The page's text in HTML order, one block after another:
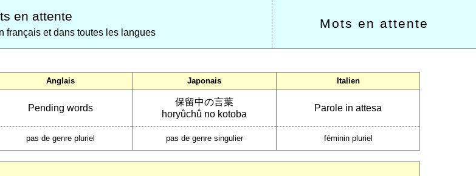
en attente
français et dans toutes les langues
Mots en attente
Anglais Japonais Italien
Pending words
保留中の言葉
horyûchû no kotoba
Parole in attesa
pas de genre pluriel pas de genre singulier féminin pluriel